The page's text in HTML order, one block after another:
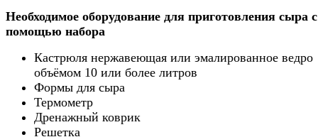
Необходимое оборудование для приготовления сыра с
помощью набора
Кастрюля нержавеющая или эмалированное ведро
объёмом 10 или более литров
Формы для сыра
Термометр
Дренажный коврик
Решетка